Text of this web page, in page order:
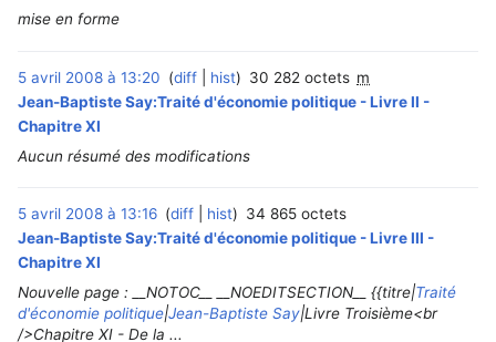
mise en forme
5 avril 2008 à 13:20 diff hist 30 282 octets m
Jean-Baptiste Say:Traité d'économie politique - Livre II -
Chapitre XI
Aucun résumé des modifications
5 avril 2008 à 13:16 diff hist
34 865 octets
Jean-Baptiste Say:Traité d'économie politique - Livre III -
Chapitre XI
Nouvelle page : __NOTOC__ __NOEDITSECTION__ {{titre|Traité
d'économie politique|Jean-Baptiste Say|Livre Troisième<br
/>Chapitre XI - De la ...